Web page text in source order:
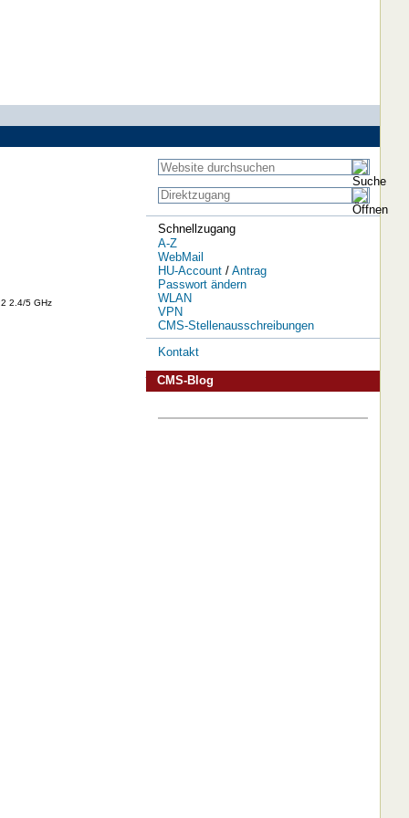
2.4/5 GHz
Schnellzugang
A-Z
WebMail
HU-Account/ Antrag
Passwort ändern
WLAN
VPN
CMS-Stellenausschreibungen
Kontakt
CMS-Blog